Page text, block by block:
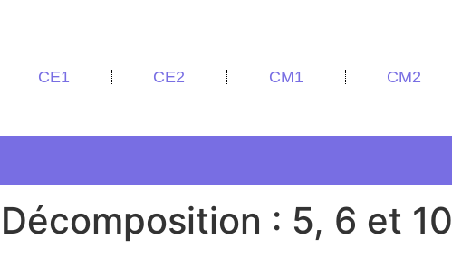
CE1 CE2 CM1 CM2
Décomposition : 5, 6 et 10